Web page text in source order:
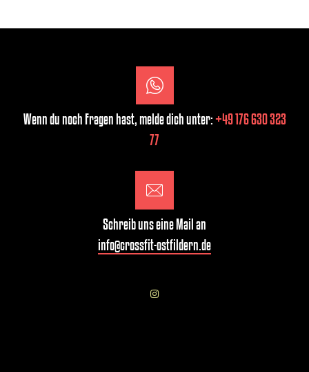
Wenn du noch Fragen hast, melde dich unter:+49 176 630 323
77
Schreib uns eine Mail an
info@crossfit-ostfildern.de